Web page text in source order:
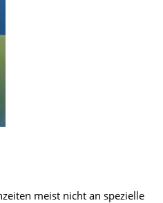
meist nicht an spezielle